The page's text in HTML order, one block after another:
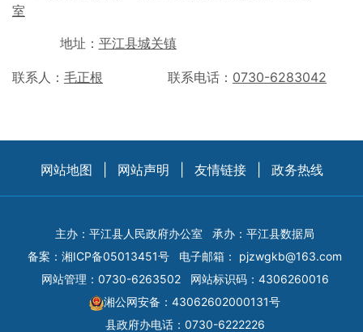
室
地址： 平江县城关镇
联系人： 毛正根 联系电话： 0730-6283042
网站地图 网站声明 友情链接 政务热线
主办：平江县人民政府办公室
承办：平江县数据局
备案： 湘ICP备05013451号 电子邮箱： pjzwgkb@163.com
网站管理：0730-6263502
网站标识码：4306260016
湘公网安备：43062602000131号
县政府办电话：0730-6222226